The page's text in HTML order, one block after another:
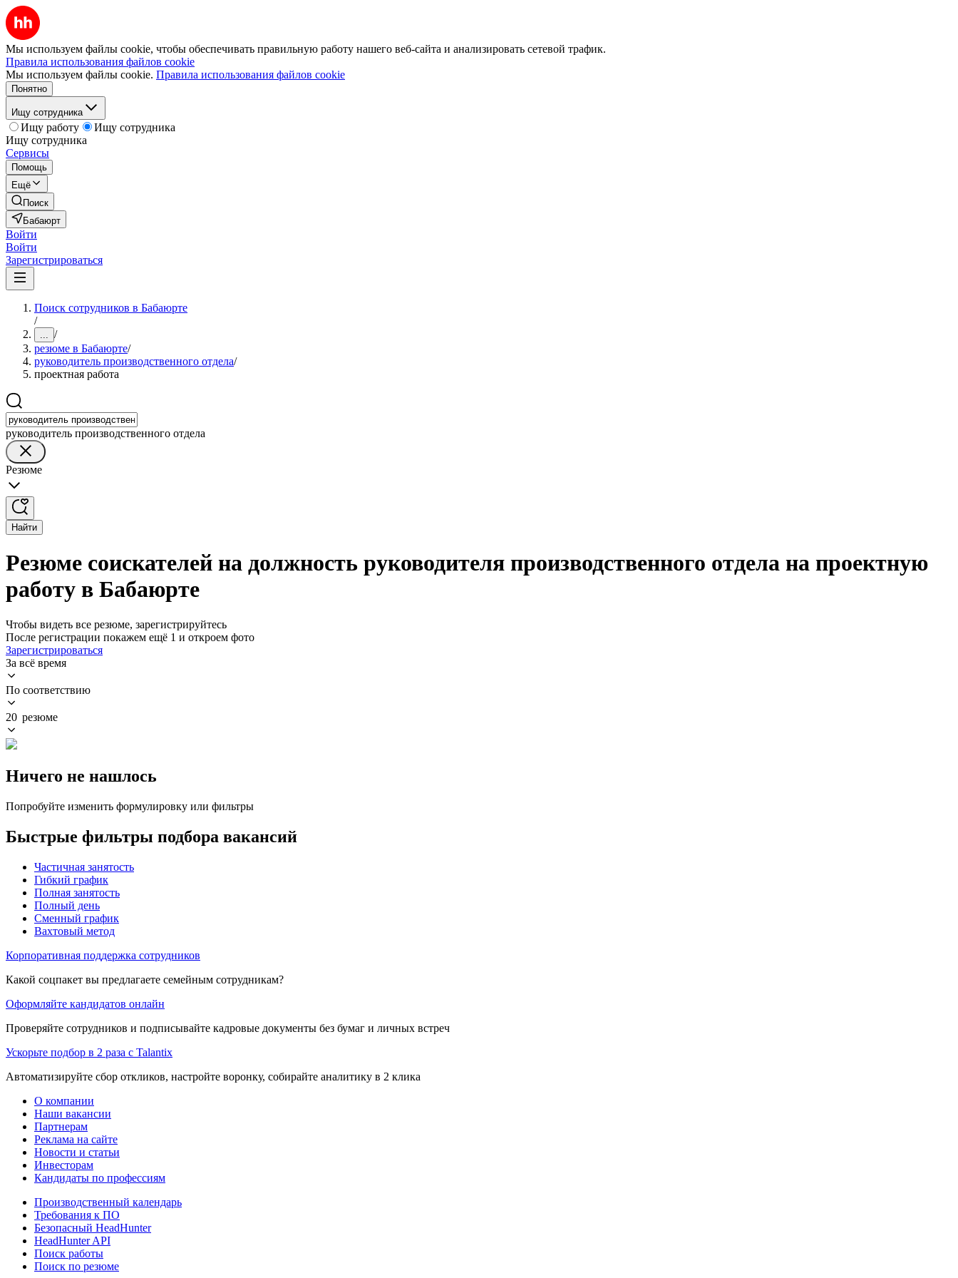
Мы используем файлы cookie, чтобы обеспечивать правильную работу нашего веб-сайта и анализировать сетевой трафик.
Правила использования файлов cookie
Мы используем файлы cookie. Правила использования файлов cookie
Понятно
Ищу сотрудника
Ищу работу
Ищу сотрудника
Ищу сотрудника
Сервисы
Помощь
Ещё
Поиск
Бабаюрт
Войти
Войти
Зарегистрироваться
Поиск сотрудников в Бабаюрте
/
... /
резюме в Бабаюрте/
руководитель производственного отдела/
проектная работа
руководитель производственного отдела
Резюме
Найти
Резюме соискателей на должность руководителя производственного отдела на проектную
работу в Бабаюрте
Чтобы видеть все резюме, зарегистрируйтесь
После регистрации покажем ещё 1 и откроем фото
Зарегистрироваться
За всё время
По соответствию
20 резюме
Ничего не нашлось
Попробуйте изменить формулировку или фильтры
Быстрые фильтры подбора вакансий
Частичная занятость
Гибкий график
Полная занятость
Полный день
Сменный график
Вахтовый метод
Корпоративная поддержка сотрудников
Какой соцпакет вы предлагаете семейным сотрудникам?
Оформляйте кандидатов онлайн
Проверяйте сотрудников и подписывайте кадровые документы без бумаг и личных встреч
Ускорьте подбор в 2 раза с Talantix
Автоматизируйте сбор откликов, настройте воронку, собирайте аналитику в 2 клика
О компании
Наши вакансии
Партнерам
Реклама на сайте
Новости и статьи
Инвесторам
Кандидаты по профессиям
Производственный календарь
Требования к ПО
Безопасный HeadHunter
HeadHunter API
Поиск работы
Поиск по резюме